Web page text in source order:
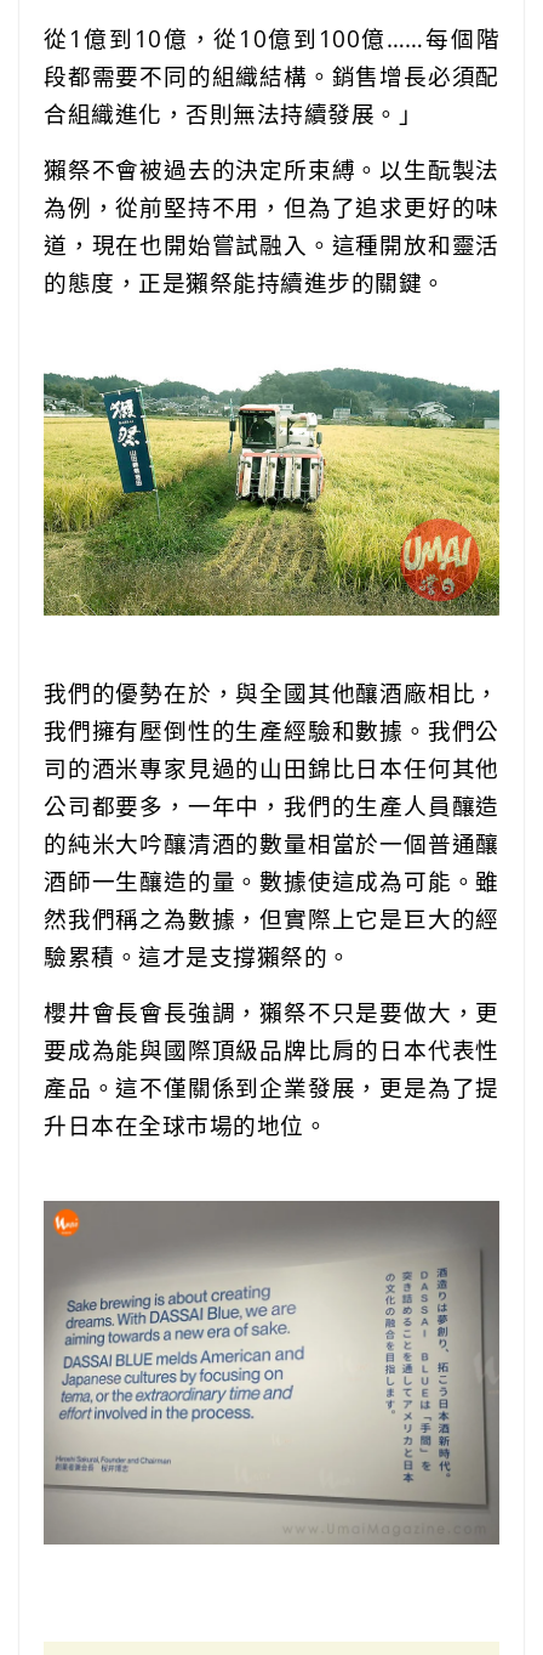
從1億到10億，從10億到100億……每個階
段都需要不同的組織結構。銷售增長必須配
合組織進化，否則無法持續發展。」
獺祭不會被過去的決定所束縛。以生酛製法
為例，從前堅持不用，但為了追求更好的味
道，現在也開始嘗試融入。這種開放和靈活
的態度，正是獺祭能持續進步的關鍵。
我們的優勢在於，與全國其他釀酒廠相比，
我們擁有壓倒性的生產經驗和數據。我們公
司的酒米專家見過的山田錦比日本任何其他
公司都要多，一年中，我們的生產人員釀造
的純米大吟釀清酒的數量相當於一個普通釀
酒師一生釀造的量。數據使這成為可能。雖
然我們稱之為數據，但實際上它是巨大的經
驗累積。這才是支撐獺祭的。
櫻井會長會長強調，獺祭不只是要做大，更
要成為能與國際頂級品牌比肩的日本代表性
產品。這不僅關係到企業發展，更是為了提
升日本在全球市場的地位。